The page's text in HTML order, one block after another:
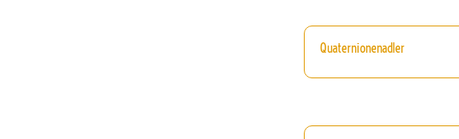
Quaternionenadler